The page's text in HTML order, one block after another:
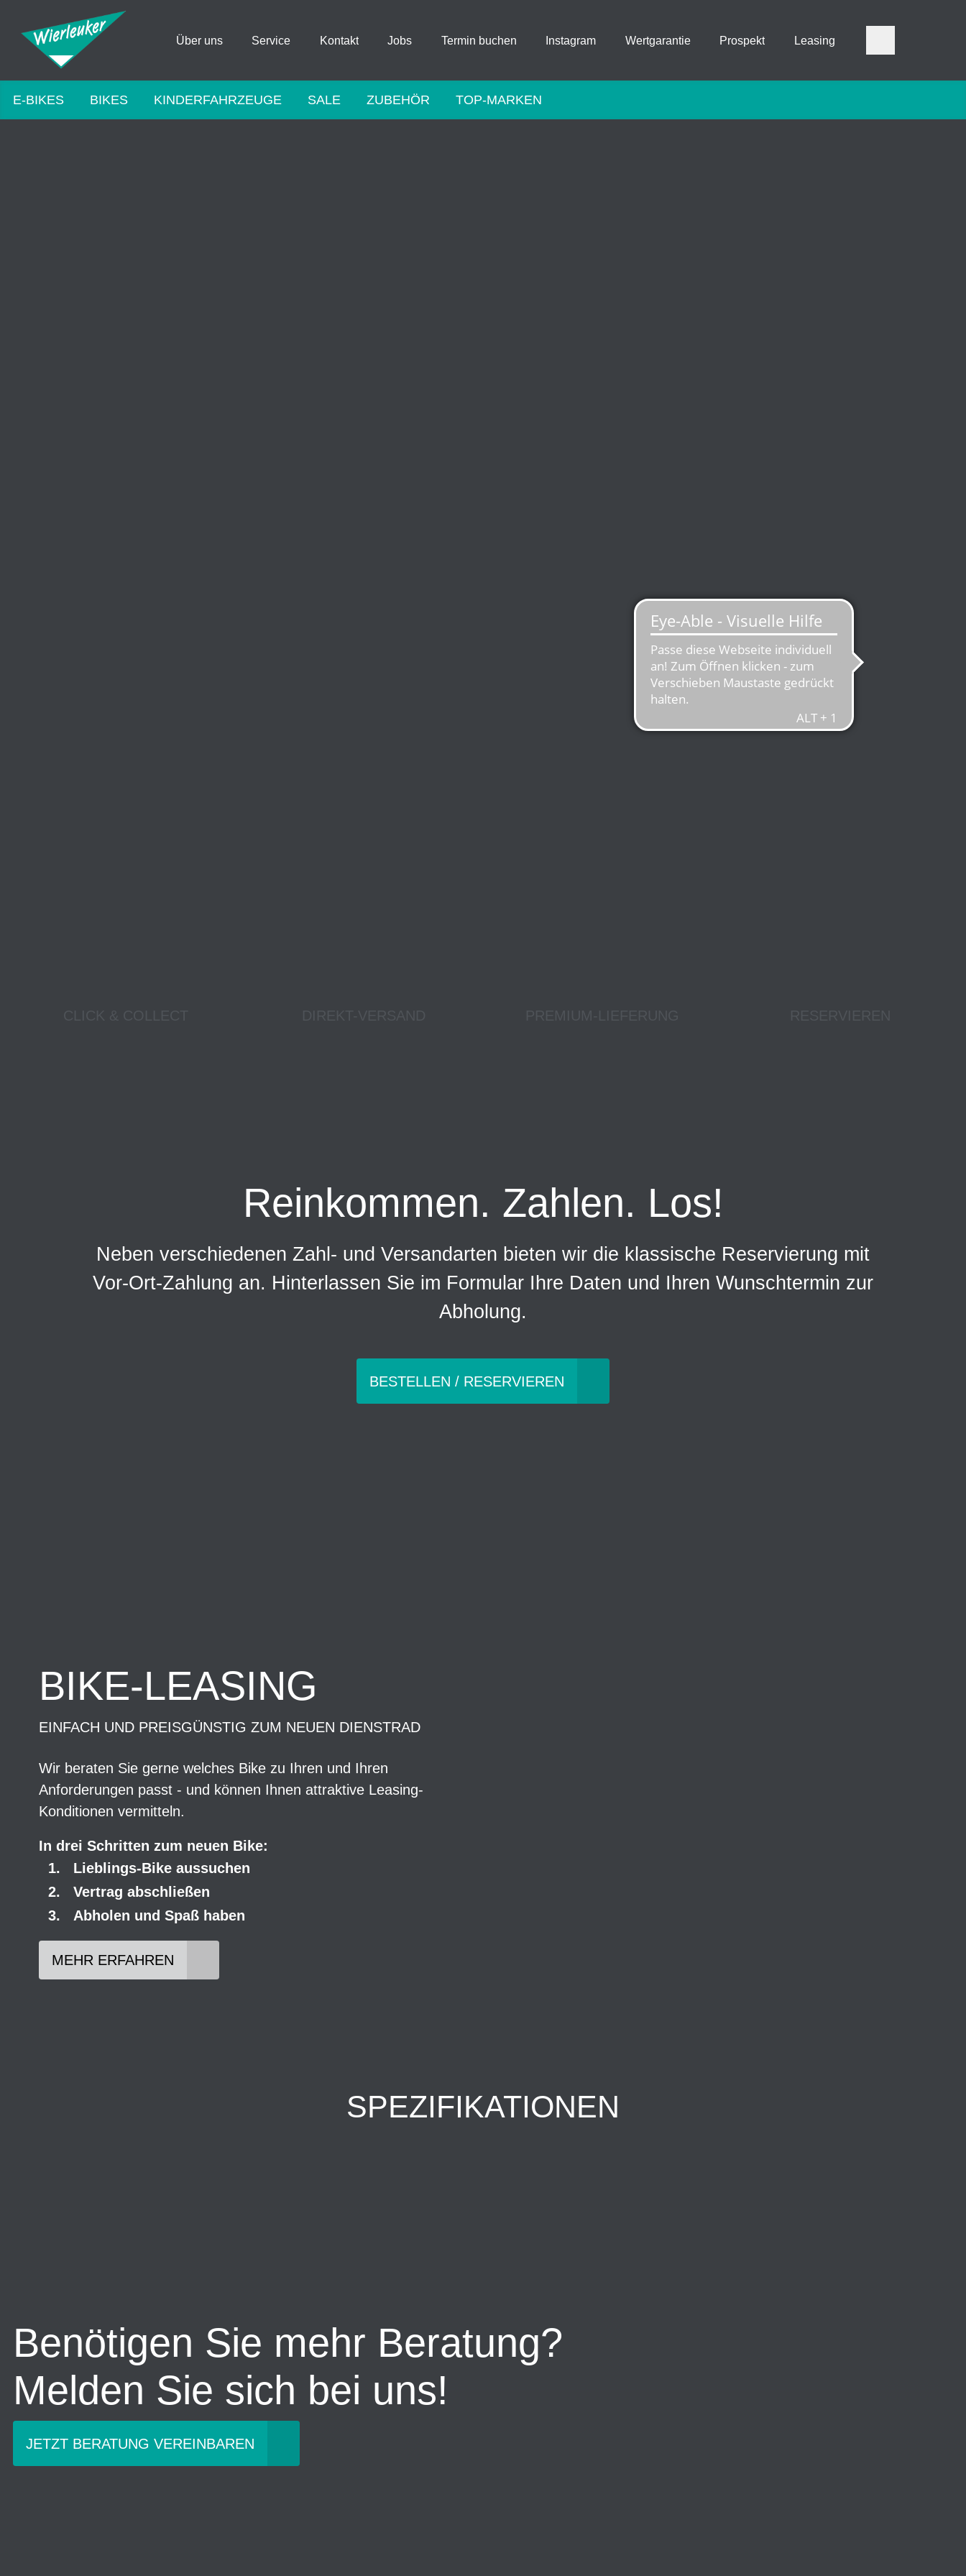
Über uns Service Kontakt Jobs Termin buchen Instagram Wertgarantie Prospekt Leasing
E-BIKES BIKES KINDERFAHRZEUGE SALE ZUBEHÖR TOP-MARKEN
Reinkommen. Zahlen. Los!
Neben verschiedenen Zahl- und Versandarten bieten wir die klassische Reservierung mit
Vor-Ort-Zahlung an. Hinterlassen Sie im Formular Ihre Daten und Ihren Wunschtermin zur
Abholung.
BESTELLEN / RESERVIEREN
BIKE-LEASING
EINFACH UND PREISGÜNSTIG ZUM NEUEN DIENSTRAD
Wir beraten Sie gerne welches Bike zu Ihren und Ihren
Anforderungen passt - und können Ihnen attraktive Leasing-
Konditionen vermitteln.
In drei Schritten zum neuen Bike:
Lieblings-Bike aussuchen
Vertrag abschließen
Abholen und Spaß haben
MEHR ERFAHREN
SPEZIFIKATIONEN
Benötigen Sie mehr Beratung?
Melden Sie sich bei uns!
JETZT BERATUNG VEREINBAREN